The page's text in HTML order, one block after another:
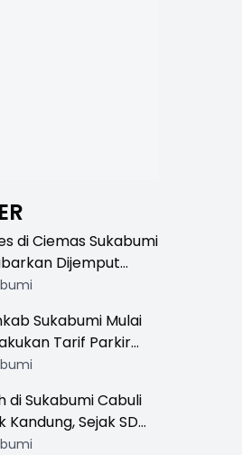
di Ciemas Sukabumi
Dijemput
Polisi
Sukabumi Mulai
Tarif Parkir
di 13 Lokasi Wisata,
di Sukabumi Cabuli
Kandung, Sejak SD
SMA